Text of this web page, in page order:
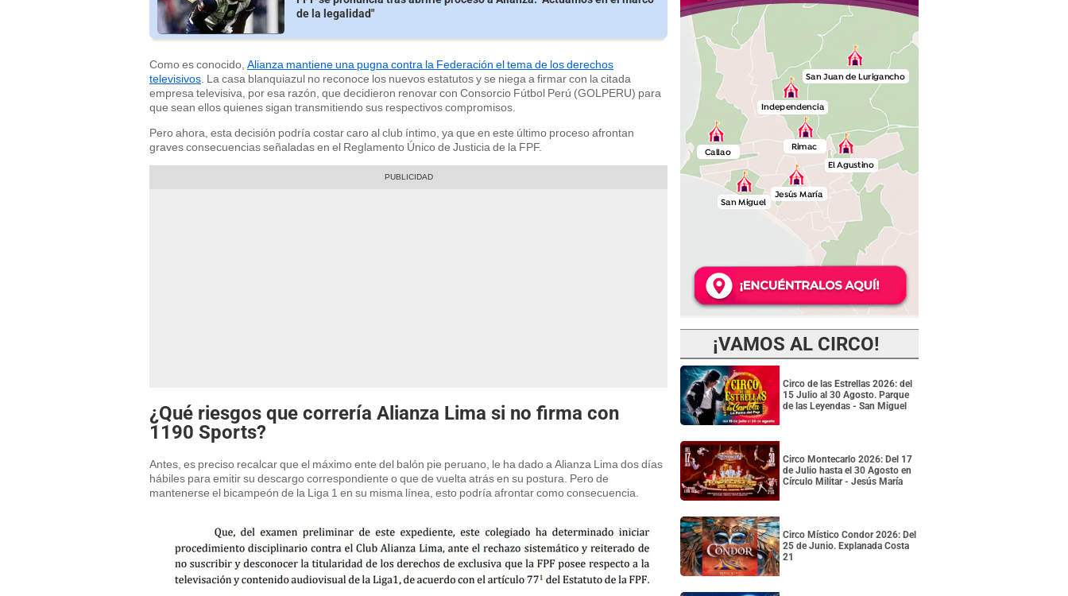
de la legalidad"
Como es conocido, Alianza mantiene una pugna contra la Federación el tema de los derechos
televisivos . La casa blanquiazul no reconoce los nuevos estatutos y se niega a firmar con la citada
empresa televisiva, por esa razón, que decidieron renovar con Consorcio Fútbol Perú (GOLPERU) para
que sean ellos quienes sigan transmitiendo sus respectivos compromisos.
Pero ahora, esta decisión podría costar caro al club íntimo, ya que en este último proceso afrontan
graves consecuencias señaladas en el Reglamento Único de Justicia de la FPF.
¿Qué riesgos que correría Alianza Lima si no firma con
1190 Sports?
Antes, es preciso recalcar que el máximo ente del balón pie peruano, le ha dado a Alianza Lima dos días
hábiles para emitir su descargo correspondiente o que de vuelta atrás en su postura. Pero de
mantenerse el bicampeón de la Liga 1 en su misma línea, esto podría afrontar como consecuencia.
¡VAMOS AL CIRCO!
Circo de las Estrellas 2026: del
15 Julio al 30 Agosto. Parque
de las Leyendas - San Miguel
Circo Montecarlo 2026: Del 17
de Julio hasta el 30 Agosto en
Círculo Militar - Jesús María
Circo Místico Condor 2026: Del
25 de Junio. Explanada Costa
21